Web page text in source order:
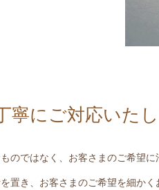
寧にご対応いた
のではなく、お客さまのご希望
置き、お客さまのご希望を細かく